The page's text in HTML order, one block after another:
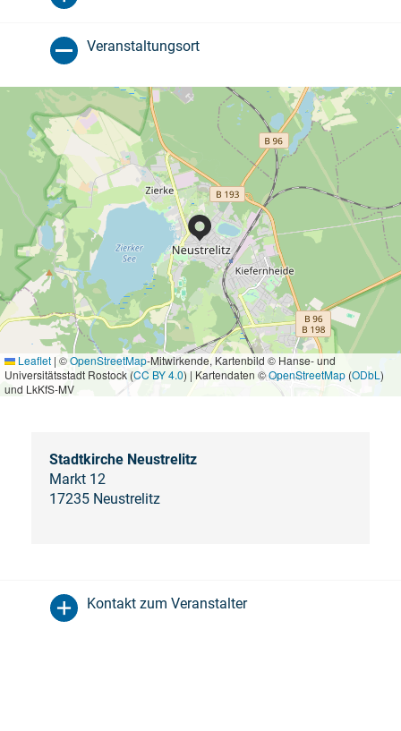
Veranstaltungsort
Leaflet | ©OpenStreetMap-Mitwirkende, Kartenbild © Hanse- und
Universitätsstadt Rostock (CC BY 4.0) | Kartendaten ©OpenStreetMap (ODbL )
und LkKfS-MV
Stadtkirche Neustrelitz
Markt 12
17235 Neustrelitz
Kontakt zum Veranstalter